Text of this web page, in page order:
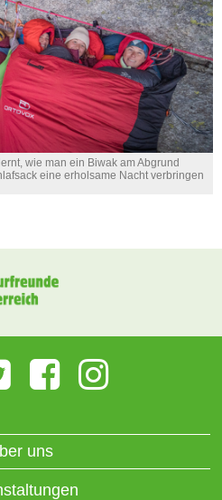
wie man ein Biwak am Abgrund
eine erholsame Nacht verbringen
uns